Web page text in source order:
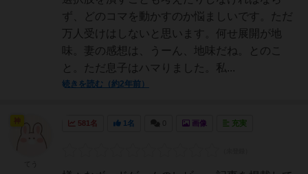
ず、どのコマを動かすのか悩ましいです。ただ
万人受けはしないと思います。何せ展開が地
味。妻の感想は、うーん、地味だね。とのこ
と。ただ息子はハマりました。私...
続きを読む（約2年前）
581名 1名 画像 充実